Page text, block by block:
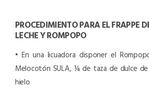
PROCEDIMIENTO PARA EL FRAPPE
LECHE Y ROMPOPO
• En una licuadora disponer el
Melocotón SULA, ¼ de taza de dulce
hielo